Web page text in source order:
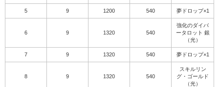
5 9 1200 540 夢ドロップ×1
6 9 1320 540
強化のダイバ
ータロット 銀
（光）
7 9 1320 540 夢ドロップ×1
8 9 1320 540
スキルリン
グ・ゴールド
（光）